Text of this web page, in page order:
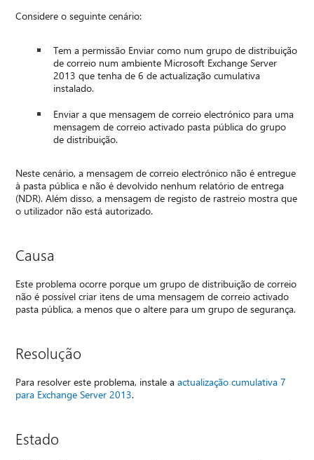
Considere o seguinte cenário:
Tem a permissão Enviar como num grupo de distribuição
de correio num ambiente Microsoft Exchange Server
2013 que tenha de 6 de actualização cumulativa
instalado.
Enviar a que mensagem de correio electrónico para uma
mensagem de correio activado pasta pública do grupo
de distribuição.
Neste cenário, a mensagem de correio electrónico não é entregue
à pasta pública e não é devolvido nenhum relatório de entrega
(NDR). Além disso, a mensagem de registo de rastreio mostra que
o utilizador não está autorizado.
Causa
Este problema ocorre porque um grupo de distribuição de correio
não é possível criar itens de uma mensagem de correio activado
pasta pública, a menos que o altere para um grupo de segurança.
Resolução
Para resolver este problema, instale aactualização cumulativa 7
para Exchange Server 2013.
Estado